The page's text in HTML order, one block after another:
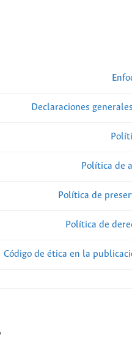
Declaraciones
Política de
Política de
Política de
Código de ética en la